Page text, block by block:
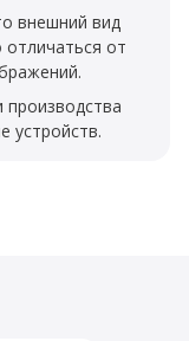
внешний вид
от
производства
устройств.